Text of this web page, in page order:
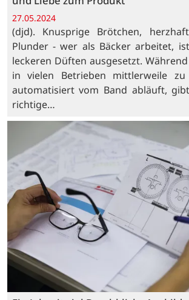
27.05.2024
(djd). Knusprige Brötchen,
Plunder - wer als Bäcker arbeitet,
leckeren Düften ausgesetzt.
in vielen Betrieben mittlerweile zu
automatisiert vom Band abläuft,
richtige…